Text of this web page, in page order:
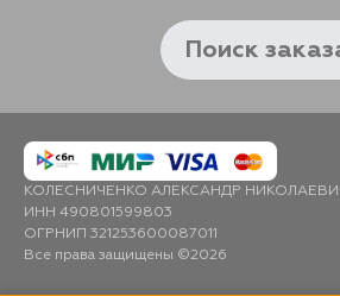
Поиск
КОЛЕСНИЧЕНКО АЛЕКСАНДР
ИНН 490801599803
ОГРНИП 321253600087011
Все права защищены ©2026